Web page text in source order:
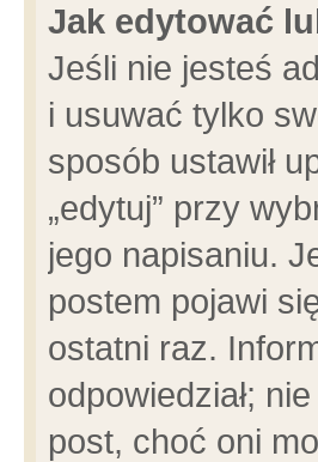
Jak edytować
Jeśli nie jesteś
i usuwać tylko
sposób ustawił
„edytuj” przy
jego napisaniu.
postem pojawi
ostatni raz.
odpowiedział;
post, choć oni